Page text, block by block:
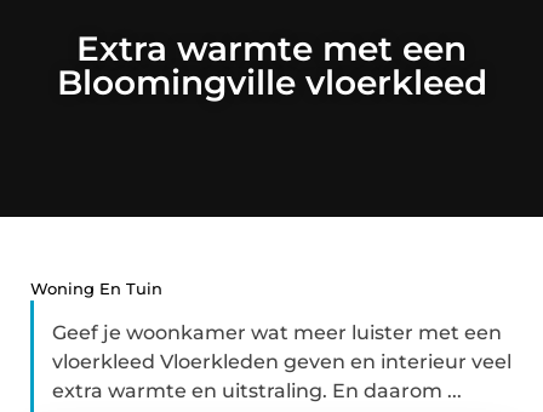
Extra warmte met een
Bloomingville vloerkleed
Woning En Tuin
Geef je woonkamer wat meer luister met een
vloerkleed Vloerkleden geven en interieur veel
extra warmte en uitstraling. En daarom ...